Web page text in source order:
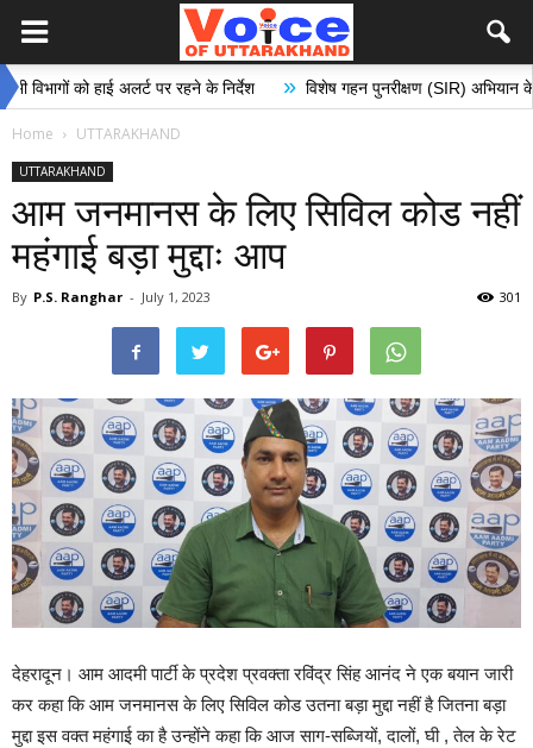
को हाई अलर्ट पर रहने के निर्देश » विशेष गहन पुनरीक्षण (SIR) अभियान के अंतर्गत
Home UTTARAKHAND
UTTARAKHAND
आम जनमानस के लिए सिविल कोड नहीं
महंगाई बड़ा मुद्दाः आप
By P.S. Ranghar - July 1, 2023 301
देहरादून। आम आदमी पार्टी के प्रदेश प्रवक्ता रविंद्र सिंह आनंद ने एक बयान जारी
कर कहा कि आम जनमानस के लिए सिविल कोड उतना बड़ा मुद्दा नहीं है जितना बड़ा
मुद्दा इस वक्त महंगाई का है उन्होंने कहा कि आज साग-सब्जियों, दालों, घी , तेल के रेट